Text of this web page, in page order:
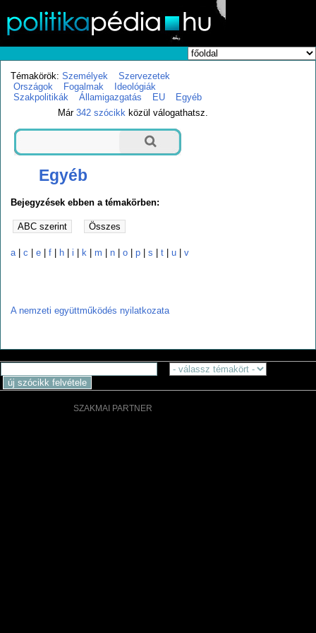
Témakörök: Személyek
Szervezetek
Országok
Fogalmak
Ideológiák
Szakpolitikák
Államigazgatás EU
Egyéb
Már342 szócikk közül válogathatsz.
Egyéb
Bejegyzések ebben a témakörben:
a|c |e |f h |i k |m |n |o |p |s |t |u |v
A nemzeti együttműködés nyilatkozata
SZAKMAI PARTNER